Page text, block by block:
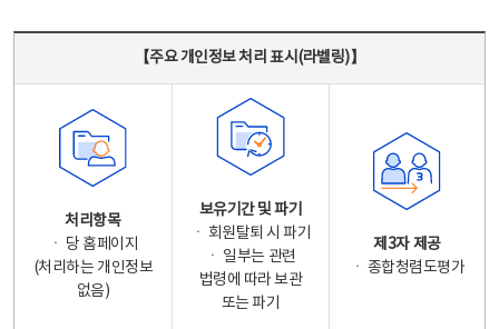
【주요 개인정보 처리 표시(라벨링)】
처리항목
ㆍ 당 홈페이지
(처리하는 개인정보
없음)
보유기간 및 파기
ㆍ 회원탈퇴 시 파기
ㆍ 일부는 관련
법령에 따라 보관
또는 파기
제3자 제공
ㆍ 종합청렴도평가